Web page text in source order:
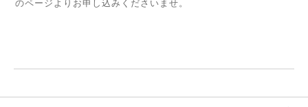
のページよりお申し込みくださいませ。